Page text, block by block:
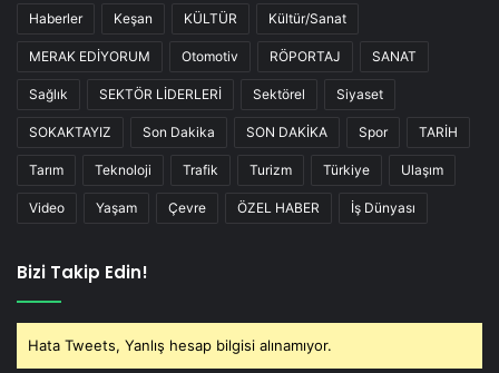
Haberler Keşan KÜLTÜR Kültür/Sanat
MERAK EDİYORUM Otomotiv RÖPORTAJ SANAT
Sağlık SEKTÖR LİDERLERİ Sektörel Siyaset
SOKAKTAYIZ Son Dakika SON DAKİKA Spor TARİH
Tarım Teknoloji Trafik Turizm Türkiye Ulaşım
Video Yaşam Çevre ÖZEL HABER İş Dünyası
Bizi Takip Edin!
Hata Tweets, Yanlış hesap bilgisi alınamıyor.